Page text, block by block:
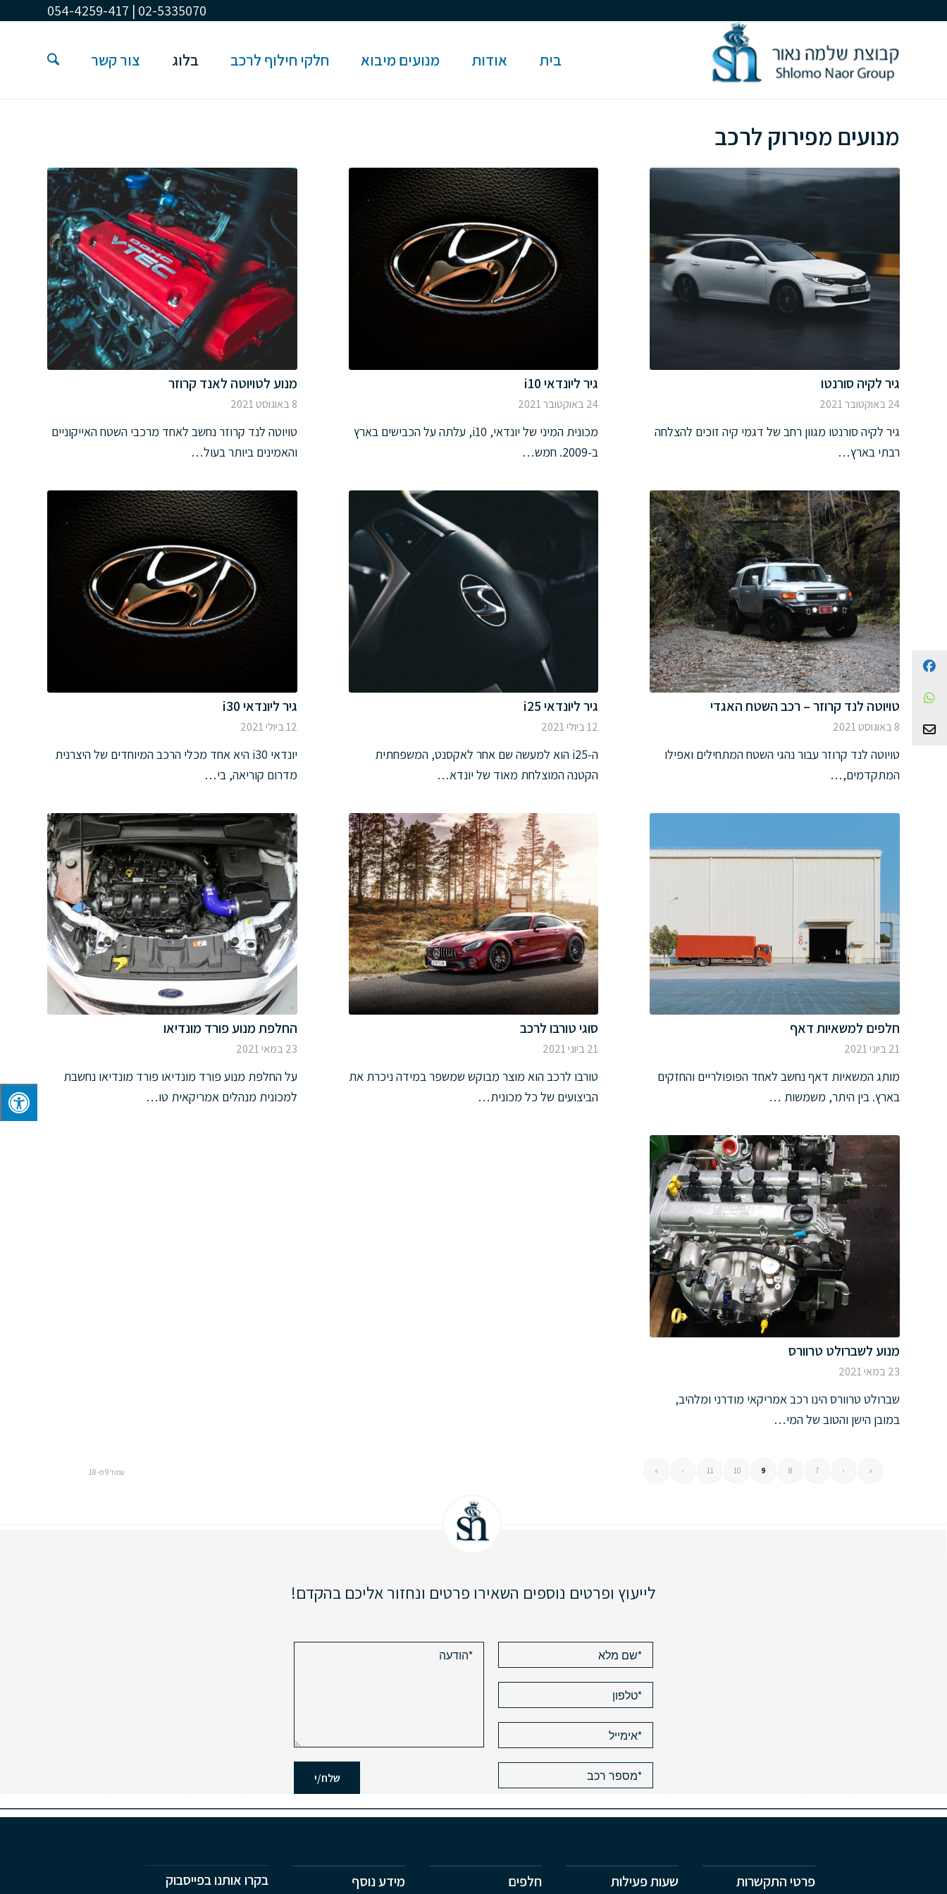
02-5335070 | 054-4259-417
בית אודות מנועים מיבוא חלקי חילוף לרכב בלוג צור קשר
מנועים מפירוק לרכב
גיר לקיה סורנטו
24 באוקטובר 2021
גיר לקיה סורנטו מגוון רחב של דגמי קיה זוכים להצלחה
רבתי בארץ…
גיר ליונדאי i10
24 באוקטובר 2021
מכונית המיני של יונדאי, i10, עלתה על הכבישים בארץ
ב-2009. חמש…
מנוע לטויוטה לאנד קרוזר
8 באוגוסט 2021
טויוטה לנד קרוזר נחשב לאחד מרכבי השטח האייקוניים
והאמינים ביותר בעול…
טויוטה לנד קרוזר – רכב השטח האגדי
8 באוגוסט 2021
טויוטה לנד קרוזר עבור נהגי השטח המתחילים ואפילו
המתקדמים,…
גיר ליונדאי i25
12 ביולי 2021
ה-i25 הוא למעשה שם אחר לאקסנט, המשפחתית
הקטנה המוצלחת מאוד של יונדא…
גיר ליונדאי i30
12 ביולי 2021
יונדאי i30 היא אחד מכלי הרכב המיוחדים של היצרנית
מדרום קוריאה, בי…
חלפים למשאיות דאף
21 ביוני 2021
מותג המשאיות דאף נחשב לאחד הפופולריים והחזקים
בארץ. בין היתר, משמשות …
סוגי טורבו לרכב
21 ביוני 2021
טורבו לרכב הוא מוצר מבוקש שמשפר במידה ניכרת את
הביצועים של כל מכונית…
החלפת מנוע פורד מונדיאו
23 במאי 2021
על החלפת מנוע פורד מונדיאו פורד מונדיאו נחשבת
למכונית מנהלים אמריקאית טו…
מנוע לשברולט טרוורס
23 במאי 2021
שברולט טרוורס הינו רכב אמריקאי מודרני ומלהיב,
במובן הישן והטוב של המי…
עמוד 9 מ- 18 «
‹
7
8
9
10
11
›
»
לייעוץ ופרטים נוספים השאירו פרטים ונחזור אליכם בהקדם!
פרטי התקשרות שעות פעילות חלפים מידע נוסף בקרו אותנו בפייסבוק
Facebook
WhatsApp
צור קשר